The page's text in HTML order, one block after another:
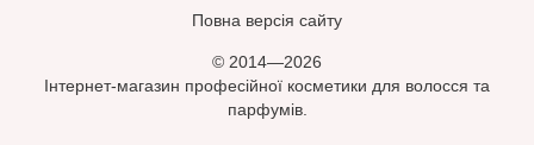
Повна версія сайту
© 2014—2026
Інтернет-магазин професійної косметики для волосся та
парфумів.